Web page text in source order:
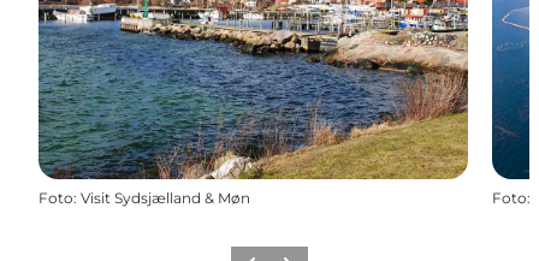
Foto: Visit Sydsjælland & Møn Foto: